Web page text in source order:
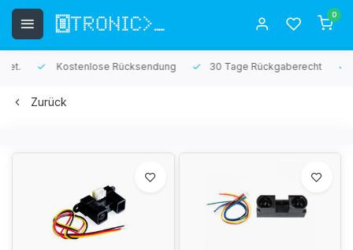
0
Kostenlose Rücksendung 30 Tage Rückgaberecht 1
Zurück